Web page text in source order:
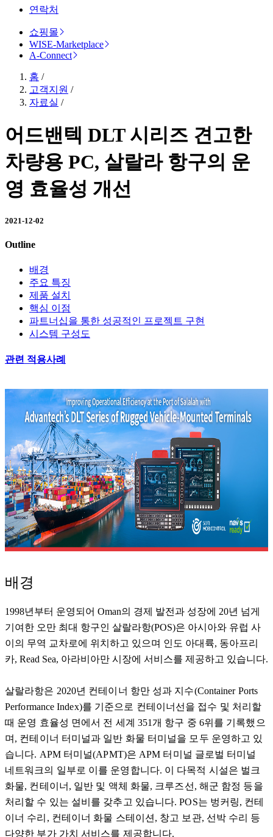
연락처
쇼핑몰
WISE-Marketplace
A-Connect
홈 /
고객지원 /
자료실 /
어드밴텍 DLT 시리즈 견고한
차량용 PC, 살랄라 항구의 운
영 효율성 개선
2021-12-02
Outline
배경
주요 특징
제품 설치
핵심 이점
파트너십을 통한 성공적인 프로젝트 구현
시스템 구성도
관련 적용사례
배경
1998년부터 운영되어 Oman의 경제 발전과 성장에 20년 넘게
기여한 오만 최대 항구인 살랄라항(POS)은 아시아와 유럽 사
이의 무역 교차로에 위치하고 있으며 인도 아대륙, 동아프리
카, Read Sea, 아라비아만 시장에 서비스를 제공하고 있습니다.
살랄라항은 2020년 컨테이너 항만 성과 지수(Container Ports
Performance Index)를 기준으로 컨테이너선을 접수 및 처리할
때 운영 효율성 면에서 전 세계 351개 항구 중 6위를 기록했으
며, 컨테이너 터미널과 일반 화물 터미널을 모두 운영하고 있
습니다. APM 터미널(APMT)은 APM 터미널 글로벌 터미널
네트워크의 일부로 이를 운영합니다. 이 다목적 시설은 벌크
화물, 컨테이너, 일반 및 액체 화물, 크루즈선, 해군 함정 등을
처리할 수 있는 설비를 갖추고 있습니다. POS는 벙커링, 컨테
이너 수리, 컨테이너 화물 스테이션, 창고 보관, 선박 수리 등
다양한 부가 가치 서비스를 제공합니다.